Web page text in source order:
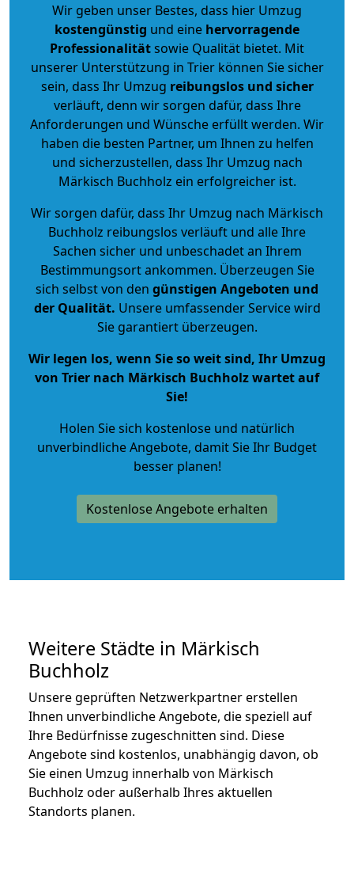
Wir geben unser Bestes, dass hier Umzug
kostengünstig und eine hervorragende
Professionalitätsowie Qualität bietet. Mit
unserer Unterstützung in Trier können Sie sicher
sein, dass Ihr Umzug reibungslos und sicher
verläuft, denn wir sorgen dafür, dass Ihre
Anforderungen und Wünsche erfüllt werden. Wir
haben die besten Partner, um Ihnen zu helfen
und sicherzustellen, dass Ihr Umzug nach
Märkisch Buchholz ein erfolgreicher ist.
Wir sorgen dafür, dass Ihr Umzug nach Märkisch
Buchholz reibungslos verläuft und alle Ihre
Sachen sicher und unbeschadet an Ihrem
Bestimmungsort ankommen. Überzeugen Sie
sich selbst von den günstigen Angeboten und
der Qualität. Unsere umfassender Service wird
Sie garantiert überzeugen.
Wir legen los, wenn Sie so weit sind, Ihr Umzug
von Trier nach Märkisch Buchholz wartet auf
Sie!
Holen Sie sich kostenlose und natürlich
unverbindliche Angebote, damit Sie Ihr Budget
besser planen!
Kostenlose Angebote erhalten
Weitere Städte in Märkisch
Buchholz
Unsere geprüften Netzwerkpartner erstellen
Ihnen unverbindliche Angebote, die speziell auf
Ihre Bedürfnisse zugeschnitten sind. Diese
Angebote sind kostenlos, unabhängig davon, ob
Sie einen Umzug innerhalb von Märkisch
Buchholz oder außerhalb Ihres aktuellen
Standorts planen.